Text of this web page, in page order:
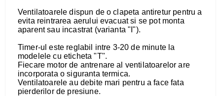
Ventilatoarele dispun de o clapeta antiretur pentru a
evita reintrarea aerului evacuat si se pot monta
aparent sau incastrat (varianta "I").
Timer-ul este reglabil intre 3-20 de minute la
modelele cu eticheta "T".
Fiecare motor de antrenare al ventilatoarelor are
incorporata o siguranta termica.
Ventilatoarele au debite mari pentru a face fata
pierderilor de presiune.